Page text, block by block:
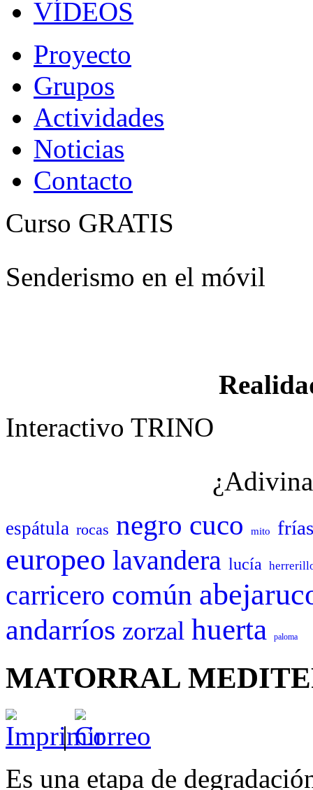
VÍDEOS
Proyecto
Grupos
Actividades
Noticias
Contacto
Curso GRATIS
Senderismo en el móvil
Interactivo TRINO
espátula rocas negro cuco mito frías
europeo lavandera lucía
carricero común
andarríos zorzal huerta paloma
MATORRAL
|
Es una etapa de